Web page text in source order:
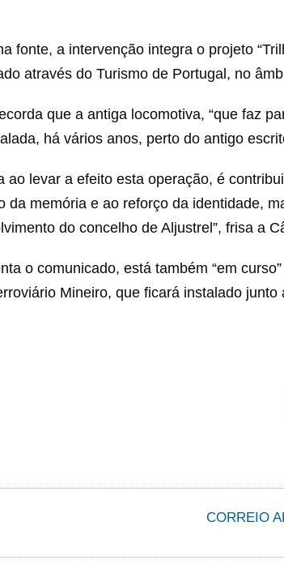
fonte, a intervenção integra o projeto
através do Turismo de Portugal, no
que a antiga locomotiva, “que faz
há vários anos, perto do antigo
ao levar a efeito esta operação, é
da memória e ao reforço da identidade,
do concelho de Aljustrel”, frisa a
o comunicado, está também “em
Mineiro, que ficará instalado junto
CORREIO